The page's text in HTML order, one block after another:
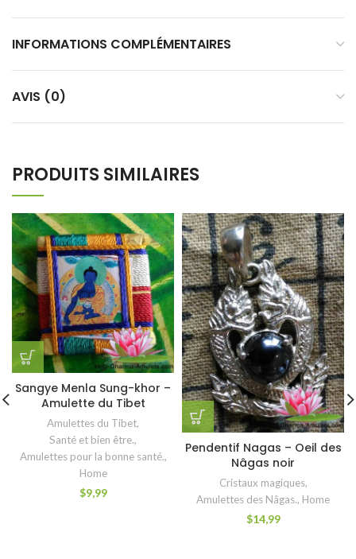
INFORMATIONS COMPLÉMENTAIRES
AVIS (0)
PRODUITS SIMILAIRES
Sangye Menla Sung-khor –
Amulette du Tibet
Amulettes du Tibet,
Santé et bien être.,
Amulettes pour la bonne santé.,
Home
$9,99
Pendentif Nagas – Oeil des
Nâgas noir
Cristaux magiques,
Amulettes des Nâgas., Home
$14,99